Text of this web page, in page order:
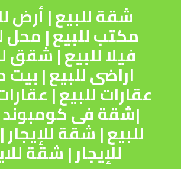
شقة للبيع|أرض
مكتب للبيع|محل
فيلا للبيع|شقق
اراضى للبيع|بيت
عقارات للبيع|
|شقة فى كومبوند
للبيع|شقة للإيجار
للإيجار|شقة